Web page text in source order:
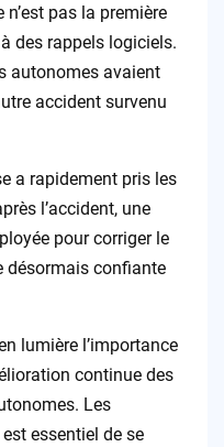
pas la première
des rappels logiciels.
autonomes avaient
accident survenu
a rapidement pris les
l’accident, une
pour corriger le
désormais confiante
lumière l’importance
continue des
Les
essentiel de se